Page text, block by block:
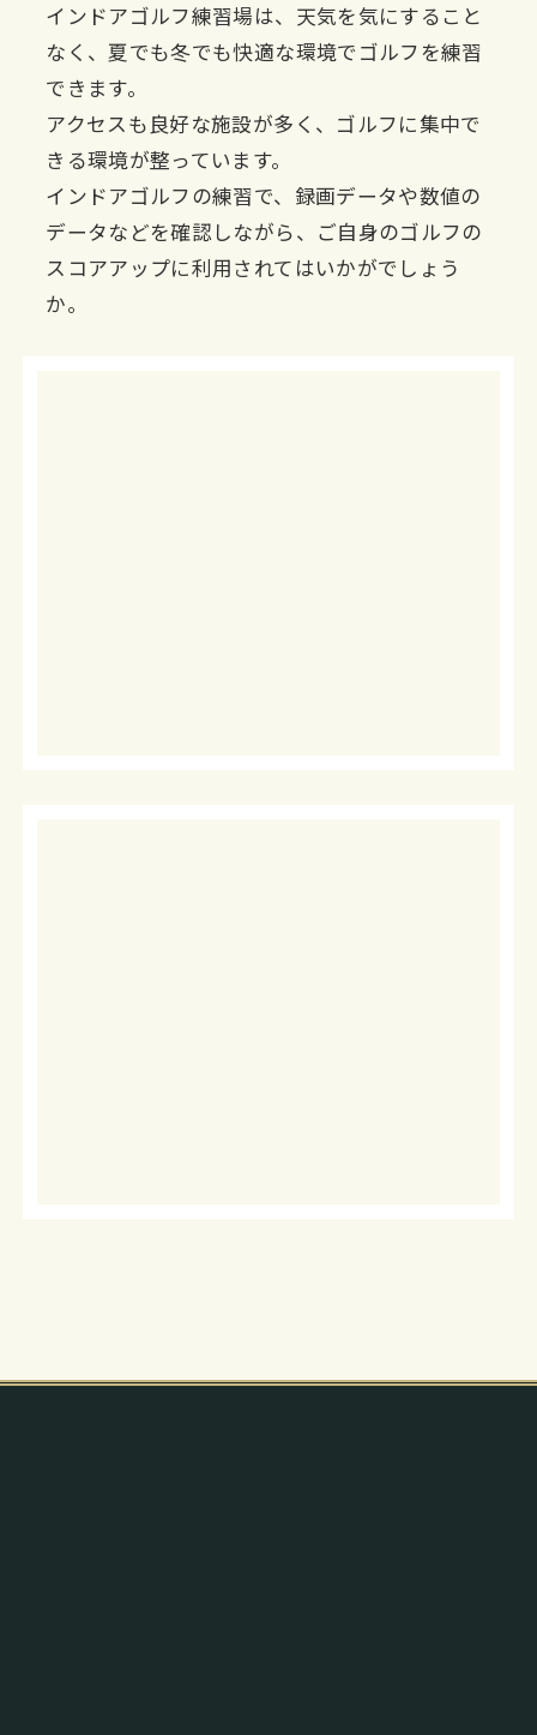
インドアゴルフ練習場は、天気を気にすること
なく、夏でも冬でも快適な環境でゴルフを練習
できます。
アクセスも良好な施設が多く、ゴルフに集中で
きる環境が整っています。
インドアゴルフの練習で、録画データや数値の
データなどを確認しながら、ご自身のゴルフの
スコアアップに利用されてはいかがでしょう
か。